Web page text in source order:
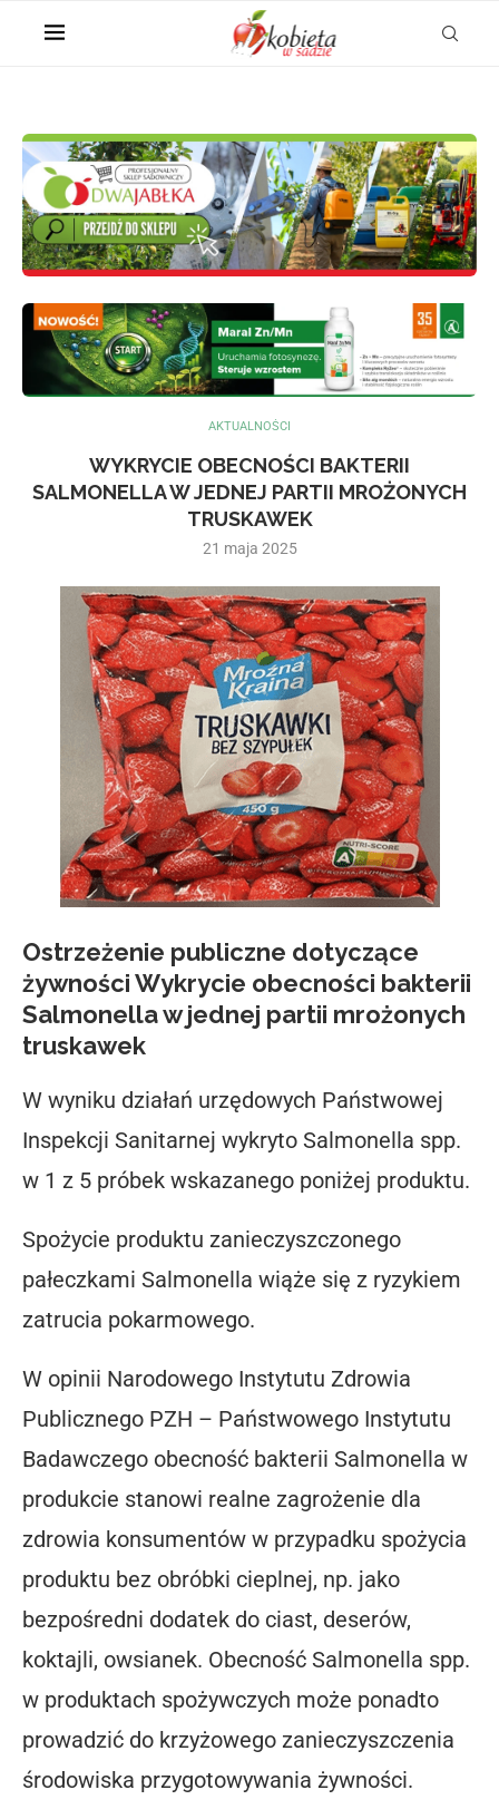
AKTUALNOŚCI
WYKRYCIE OBECNOŚCI BAKTERII
SALMONELLA W JEDNEJ PARTII MROŻONYCH
TRUSKAWEK
21 maja 2025
Ostrzeżenie publiczne dotyczące
żywności Wykrycie obecności bakterii
Salmonella w jednej partii mrożonych
truskawek
W wyniku działań urzędowych Państwowej
Inspekcji Sanitarnej wykryto Salmonella spp.
w 1 z 5 próbek wskazanego poniżej produktu.
Spożycie produktu zanieczyszczonego
pałeczkami Salmonella wiąże się z ryzykiem
zatrucia pokarmowego.
W opinii Narodowego Instytutu Zdrowia
Publicznego PZH – Państwowego Instytutu
Badawczego obecność bakterii Salmonella w
produkcie stanowi realne zagrożenie dla
zdrowia konsumentów w przypadku spożycia
produktu bez obróbki cieplnej, np. jako
bezpośredni dodatek do ciast, deserów,
koktajli, owsianek. Obecność Salmonella spp.
w produktach spożywczych może ponadto
prowadzić do krzyżowego zanieczyszczenia
środowiska przygotowywania żywności.